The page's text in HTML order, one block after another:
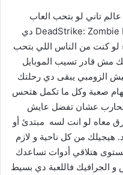
تاني لو بتحب العاب
البقاء و الزومبي فلعبة DeadStrike: Zombie FPS Shooter دي
لو كنت من الناس اللي بتحب
مش قادر تسيب الموبايل
الزومبي يبقى دي رحلتك
صعبة وكل ما تكمل هتحس
عشان تفضل عايش
معاه لو انت لسه مبتدئ أو
من كل ناحية و لازم
هتلاقي أدوات تساعدك
الجرافيك فاللعبة دي بسيط